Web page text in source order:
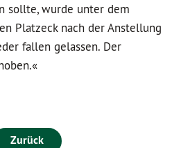
sollte, wurde unter dem
Platzeck nach der Anstellung
fallen gelassen. Der
Zurück